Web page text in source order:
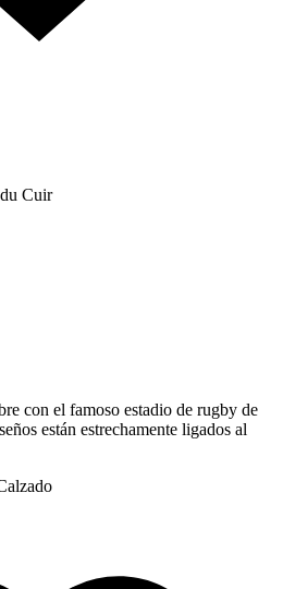
Cuir
con el famoso estadio de rugby de
están estrechamente ligados al